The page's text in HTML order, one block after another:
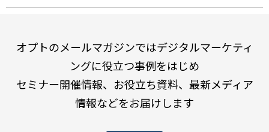
オプトのメールマガジンではデジタルマーケティ
ングに役立つ事例をはじめ
セミナー開催情報、お役立ち資料、最新メディア
情報などをお届けします